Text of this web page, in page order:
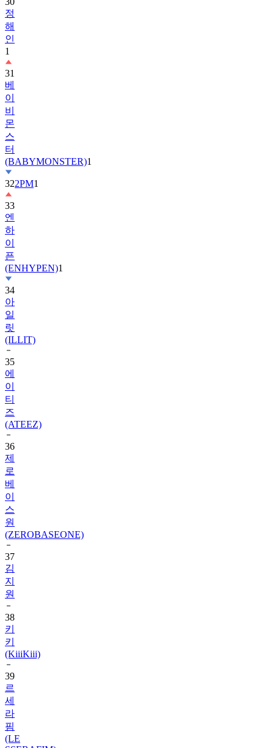
정
해
인
1
31
베
이
비
몬
스
터
(BABYMONSTER)1
322PM1
33
엔
하
이
픈
(ENHYPEN)1
34
아
일
릿
(ILLIT)
35
에
이
티
즈
(ATEEZ)
36
제
로
베
이
스
원
(ZEROBASEONE)
37
김
지
원
38
키
키
(KiiiKiii)
39
르
세
라
핌
(LE